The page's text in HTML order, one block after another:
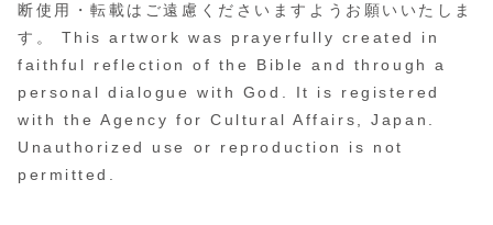
断使用・転載はご遠慮くださいますようお願いいたしま
す。 This artwork was prayerfully created in
faithful reflection of the Bible and through a
personal dialogue with God. It is registered
with the Agency for Cultural Affairs, Japan.
Unauthorized use or reproduction is not
permitted.